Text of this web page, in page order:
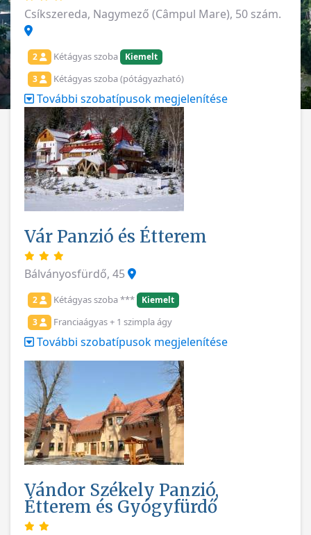
Csíkszereda, Nagymező (Câmpul Mare), 50 szám.
2 Kétágyas szoba
Kiemelt
3
Kétágyas szoba (pótágyazható)
További szobatípusok megjelenítése
Vár Panzió és Étterem
Bálványosfürdő, 45
2 Kétágyas szoba ***
Kiemelt
3
Franciaágyas + 1 szimpla ágy
További szobatípusok megjelenítése
Vándor Székely Panzió,
Étterem és Gyógyfürdő